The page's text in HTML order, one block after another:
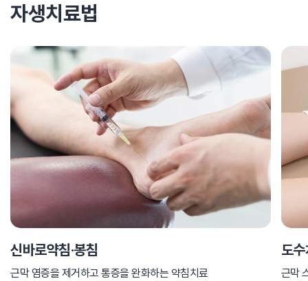
자생치료법
신바로약침·봉침
근막 염증을 제거하고 통증을 완화하는 약침치료
도
근막